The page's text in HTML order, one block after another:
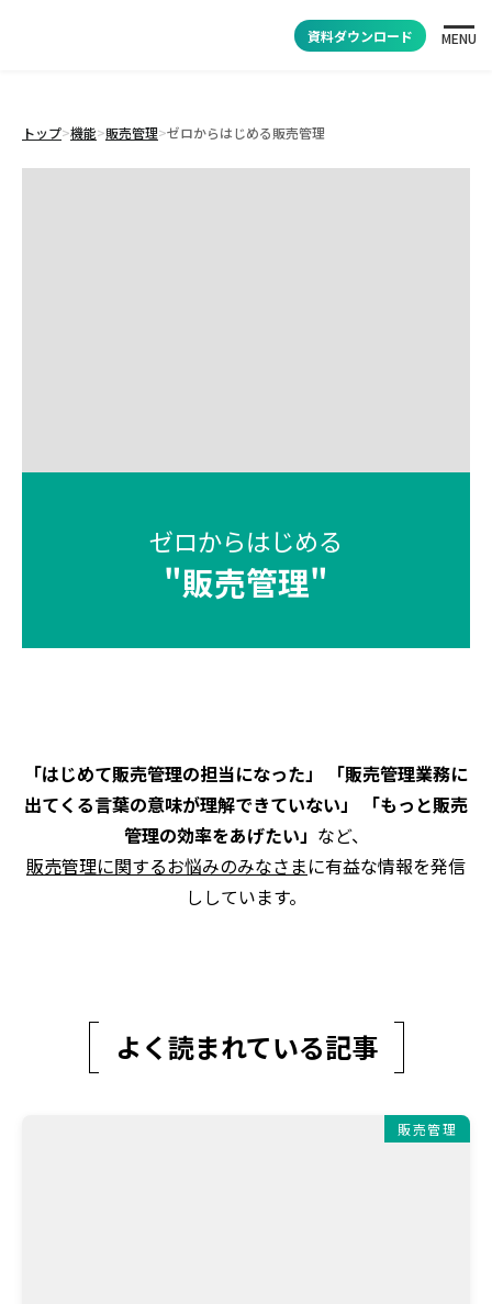
資料ダウンロード MENU
トップ>機能>販売管理>ゼロからはじめる販売管理
ゼロからはじめる
"販売管理"
「はじめて販売管理の担当になった」 「販売管理業務に
出てくる言葉の意味が理解できていない」 「もっと販売
管理の効率をあげたい」 など、
販売管理に関するお悩みのみなさまに有益な情報を発信
ししています。
よく読まれている記事
販売管理